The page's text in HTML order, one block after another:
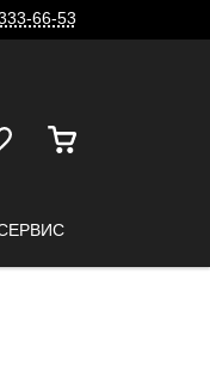
66-53